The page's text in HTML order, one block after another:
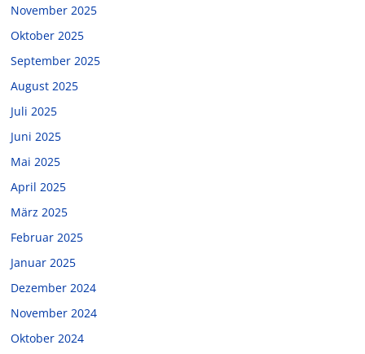
November 2025
Oktober 2025
September 2025
August 2025
Juli 2025
Juni 2025
Mai 2025
April 2025
März 2025
Februar 2025
Januar 2025
Dezember 2024
November 2024
Oktober 2024